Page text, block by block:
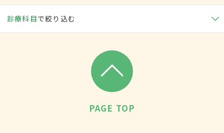
診療科目で絞り込む
PAGE TOP